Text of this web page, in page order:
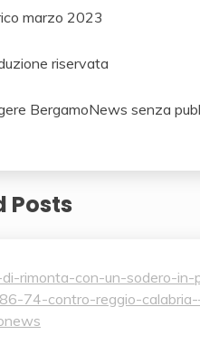
riservata
BergamoNews senza
Posts